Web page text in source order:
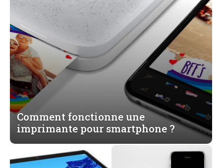
Comment fonctionne une
imprimante pour smartphone ?